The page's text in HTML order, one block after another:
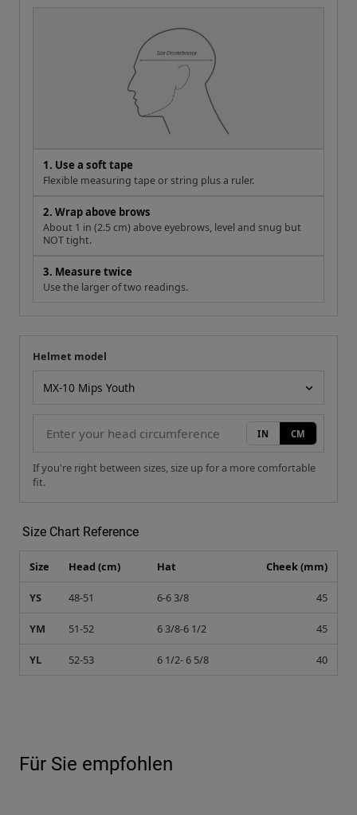
1. Use a soft tape
Flexible measuring tape or string plus a ruler.
2. Wrap above brows
About 1 in (2.5 cm) above eyebrows, level and snug but
NOT tight.
3. Measure twice
Use the larger of two readings.
Your measurement
Helmet model
IN CM
If you're right between sizes, size up for a more comfortable
fit.
Size Chart Reference
Size Head (cm) Hat Cheek (mm)
YS 48-51 6-6 3/8 45
YM 51-52 6 3/8-6 1/2 45
YL 52-53 6 1/2- 6 5/8 40
Für Sie empfohlen